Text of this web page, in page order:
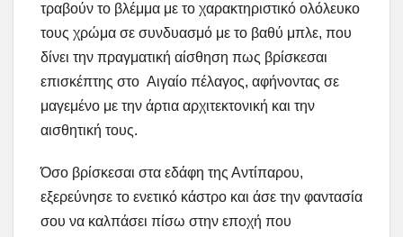
τραβούν το βλέμμα με το χαρακτηριστικό ολόλευκο
τους χρώμα σε συνδυασμό με το βαθύ μπλε, που
δίνει την πραγματική αίσθηση πως βρίσκεσαι
επισκέπτης στο Αιγαίο πέλαγος, αφήνοντας σε
μαγεμένο με την άρτια αρχιτεκτονική και την
αισθητική τους.
Όσο βρίσκεσαι στα εδάφη της Αντίπαρου,
εξερεύνησε το ενετικό κάστρο και άσε την φαντασία
σου να καλπάσει πίσω στην εποχή που